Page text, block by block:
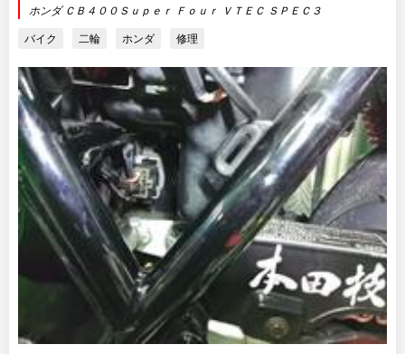
ホンダ ＣＢ４００Ｓｕｐｅｒ Ｆｏｕｒ ＶＴＥＣ ＳＰＥＣ３
バイク 二輪 ホンダ 修理